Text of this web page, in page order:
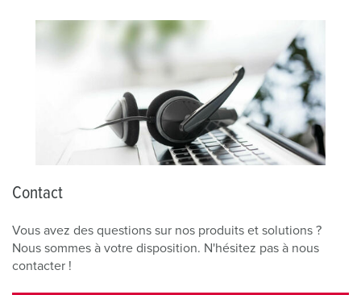
Contact
Vous avez des questions sur nos produits et solutions ?
Nous sommes à votre disposition. N'hésitez pas à nous
contacter !